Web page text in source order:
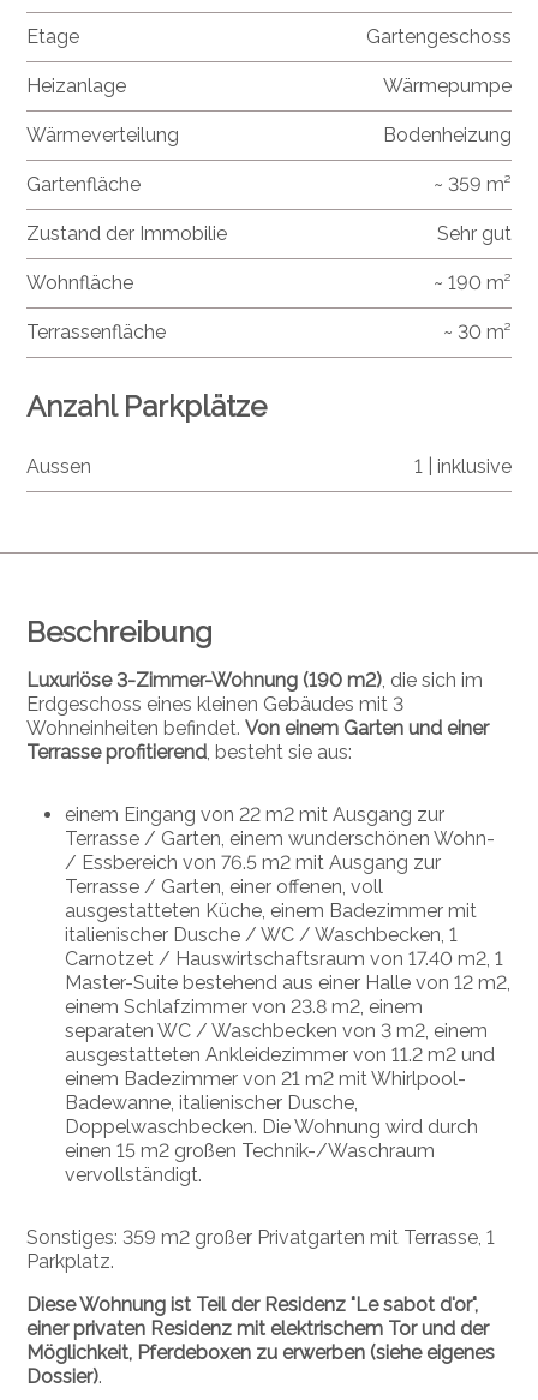
Beschreibung
Luxuriöse 3-Zimmer-Wohnung (190 m2), die sich im
Erdgeschoss eines kleinen Gebäudes mit 3
Wohneinheiten befindet.Von einem Garten und einer
Terrasse profitierend, besteht sie aus:
einem Eingang von 22 m2 mit Ausgang zur
Terrasse / Garten, einem wunderschönen Wohn-
/ Essbereich von 76.5 m2 mit Ausgang zur
Terrasse / Garten, einer offenen, voll
ausgestatteten Küche, einem Badezimmer mit
italienischer Dusche / WC / Waschbecken, 1
Carnotzet / Hauswirtschaftsraum von 17.40 m2, 1
Master-Suite bestehend aus einer Halle von 12 m2,
einem Schlafzimmer von 23.8 m2, einem
separaten WC / Waschbecken von 3 m2, einem
ausgestatteten Ankleidezimmer von 11.2 m2 und
einem Badezimmer von 21 m2 mit Whirlpool-
Badewanne, italienischer Dusche,
Doppelwaschbecken. Die Wohnung wird durch
einen 15 m2 großen Technik-/Waschraum
vervollständigt.
Sonstiges: 359 m2 großer Privatgarten mit Terrasse, 1
Parkplatz.
Diese Wohnung ist Teil der Residenz "Le sabot d'or",
einer privaten Residenz mit elektrischem Tor und der
Möglichkeit, Pferdeboxen zu erwerben (siehe eigenes
Dossier).
Etage Gartengeschoss
Heizanlage Wärmepumpe
Wärmeverteilung Bodenheizung
Gartenfläche ~ 359 m²
Zustand der Immobilie Sehr gut
Wohnfläche ~ 190 m²
Terrassenfläche ~ 30 m²
Anzahl Parkplätze
Aussen 1 | inklusive